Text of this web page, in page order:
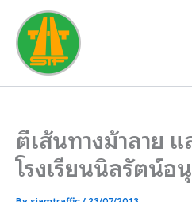
content
ตีเส้นทางม้าลาย
โรงเรียนนิลรัตน์อ